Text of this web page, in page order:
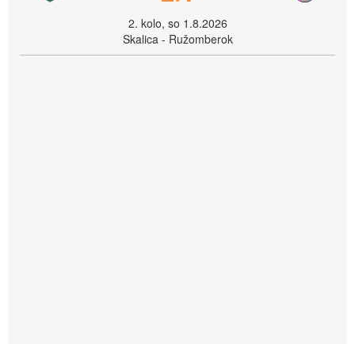
2. kolo, so 1.8.2026
Skalica - Ružomberok